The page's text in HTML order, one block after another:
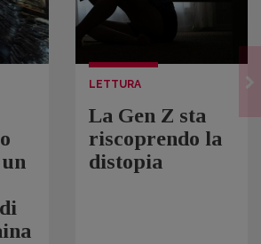
LETTURA
La Gen Z sta
riscoprendo la
distopia